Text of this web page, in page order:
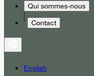
Qui sommes-nous
Contact
English